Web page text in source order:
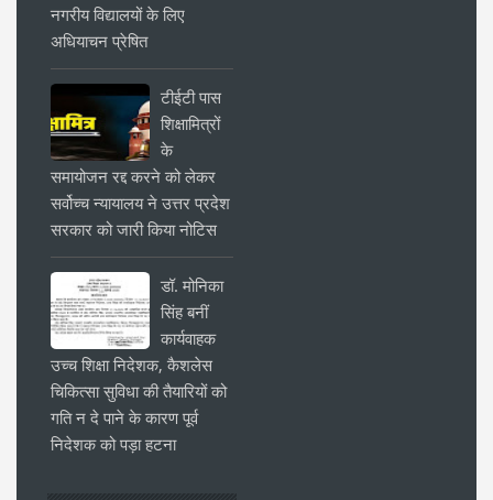
नगरीय विद्यालयों के लिए
अधियाचन प्रेषित
टीईटी पास
शिक्षामित्रों
के
समायोजन रद्द करने को लेकर
सर्वोच्च न्यायालय ने उत्तर प्रदेश
सरकार को जारी किया नोटिस
डॉ. मोनिका
सिंह बनीं
कार्यवाहक
उच्च शिक्षा निदेशक, कैशलेस
चिकित्सा सुविधा की तैयारियों को
गति न दे पाने के कारण पूर्व
निदेशक को पड़ा हटना